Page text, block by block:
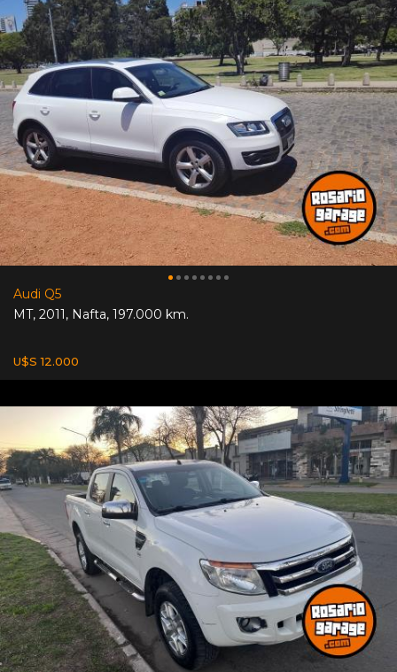
Audi Q5
MT, 2011, Nafta, 197.000 km.
U$S 12.000